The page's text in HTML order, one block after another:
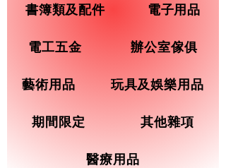
書簿類及配件 電子用品
電工五金 辦公室傢俱
藝術用品 玩具及娛樂用品
期間限定 其他雜項
醫療用品